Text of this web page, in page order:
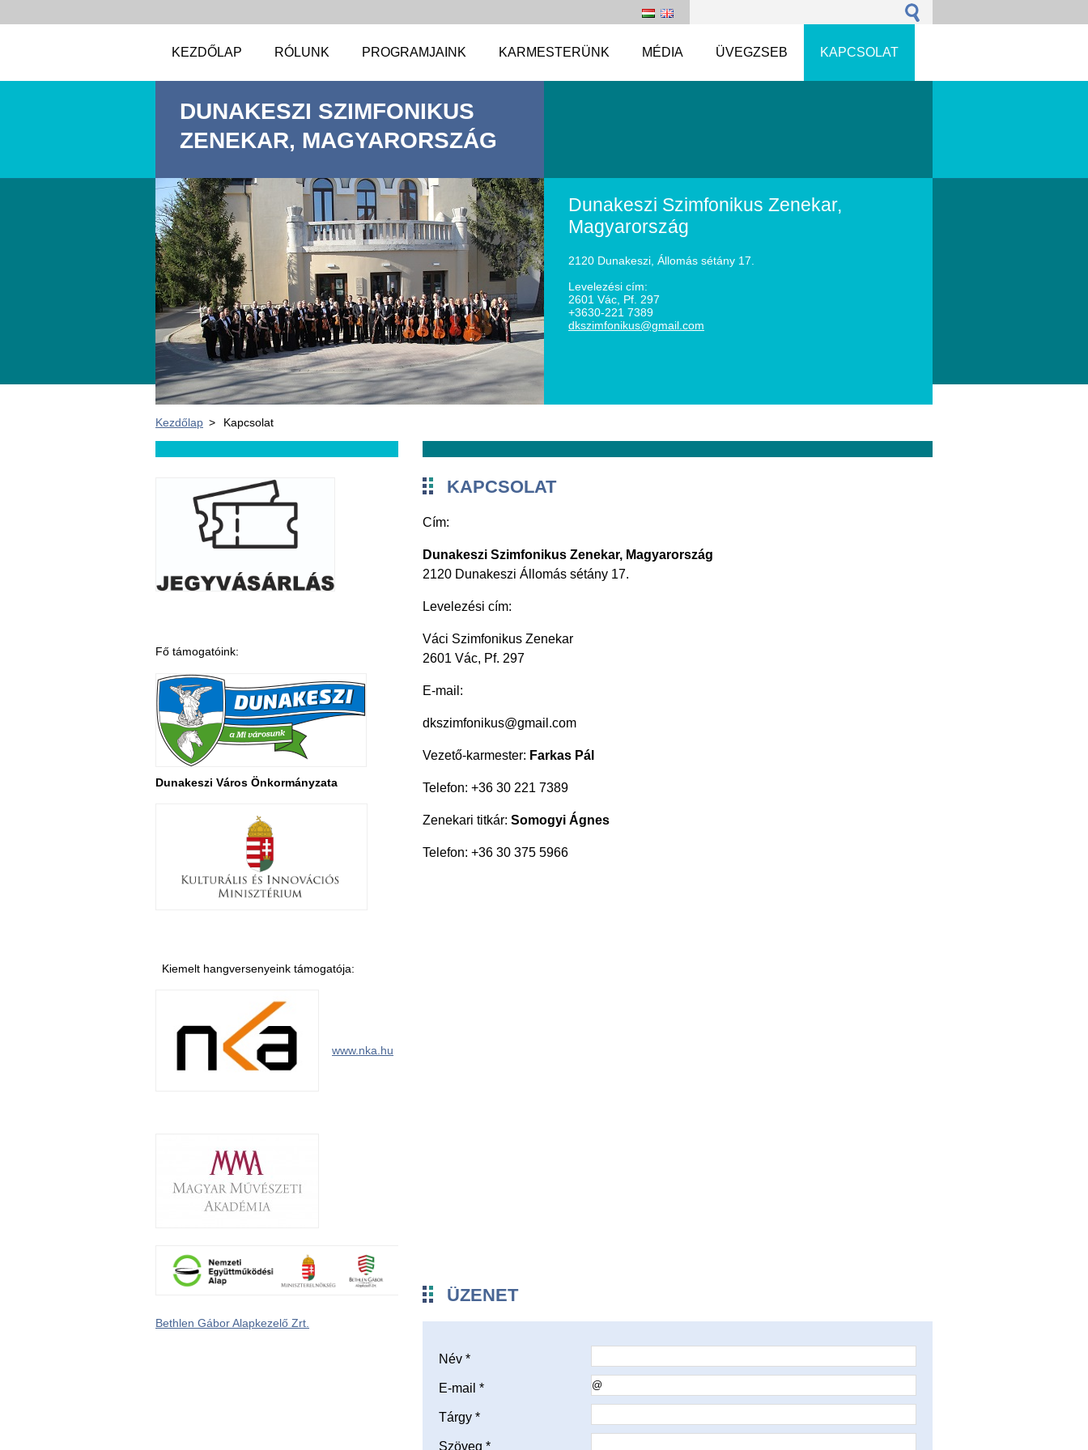
KEZDŐLAP RÓLUNK PROGRAMJAINK KARMESTERÜNK MÉDIA ÜVEGZSEB KAPCSOLAT
DUNAKESZI SZIMFONIKUS
ZENEKAR, MAGYARORSZÁG
Dunakeszi Szimfonikus Zenekar,
Magyarország
2120 Dunakeszi, Állomás sétány 17.
Levelezési cím:
2601 Vác, Pf. 297
+3630-221 7389
dkszimfonikus@gmail.com
Kezdőlap > Kapcsolat
Fő támogatóink:
Dunakeszi Város Önkormányzata
Kiemelt hangversenyeink támogatója:
www.nka.hu
Bethlen Gábor Alapkezelő Zrt.
KAPCSOLAT
Cím:
Dunakeszi Szimfonikus Zenekar, Magyarország
2120 Dunakeszi Állomás sétány 17.
Levelezési cím:
Váci Szimfonikus Zenekar
2601 Vác, Pf. 297
E-mail:
dkszimfonikus@gmail.com
Vezető-karmester: Farkas Pál
Telefon: +36 30 221 7389
Zenekari titkár: Somogyi Ágnes
Telefon: +36 30 375 5966
ÜZENET
Név *
E-mail *
Tárgy *
Szöveg *